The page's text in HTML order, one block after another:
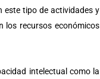
este tipo de actividades y
los recursos económicos
intelectual como la